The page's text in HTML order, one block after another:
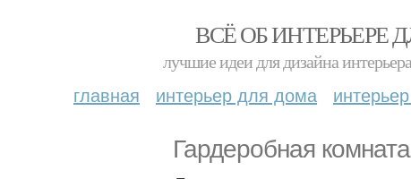
ВСЁ ОБ ИНТЕРЬЕРЕ
лучшие идеи для дизайна
главная интерьер для дома
Гардеробная